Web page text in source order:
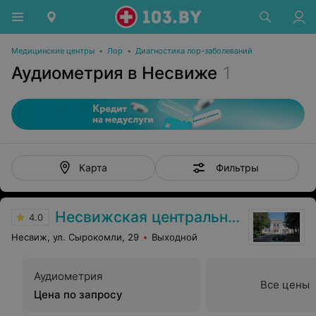
Медицинские центры • Лор • Диагностика лор-заболеваний
Аудиометрия в Несвиже 1
Карта Фильтры
4.0 Несвижская центральная районная больница
Несвиж, ул. Сырокомли, 29 Выходной
Аудиометрия
Цена по запросу
Все цены